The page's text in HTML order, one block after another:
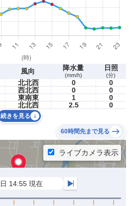
風向 降水量
(mm/h)
日照
(分)
北北西 0
0
西北西 0
0
東南東 1
0
北北西 2.5 0
続きを見る
60時間先まで見る